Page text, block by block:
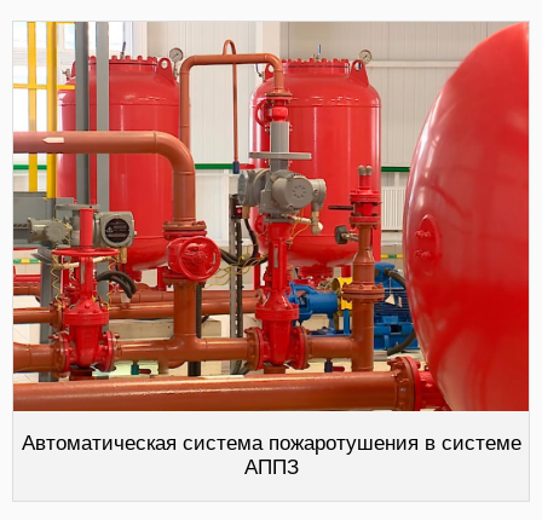
Автоматическая система пожаротушения в системе
АППЗ